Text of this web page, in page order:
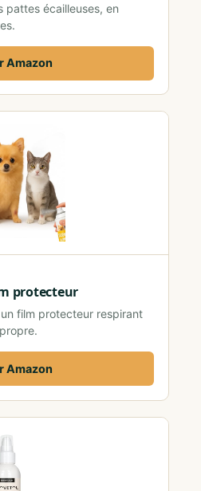
pattes écailleuses, en
Amazon
protecteur
film protecteur respirant
Amazon